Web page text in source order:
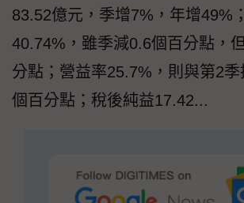
83.52億元，季增7%，年增49%
40.74%，雖季減0.6個百分點，
分點；營益率25.7%，則與第2
個百分點；稅後純益17.42...